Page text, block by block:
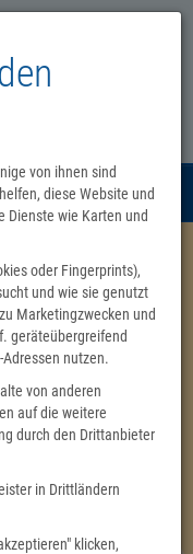
von ihnen sind
diese Website und
Dienste wie Karten und
oder Fingerprints),
und wie sie genutzt
Marketingzwecken und
geräteübergreifend
nutzen.
von anderen
auf die weitere
durch den Drittanbieter
in Drittländern
klicken,
0
- in der